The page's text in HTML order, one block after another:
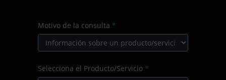
CONTACTO
PRINCIPAL
Motivo de la consulta *
de
Selecciona el Producto/Servicio *